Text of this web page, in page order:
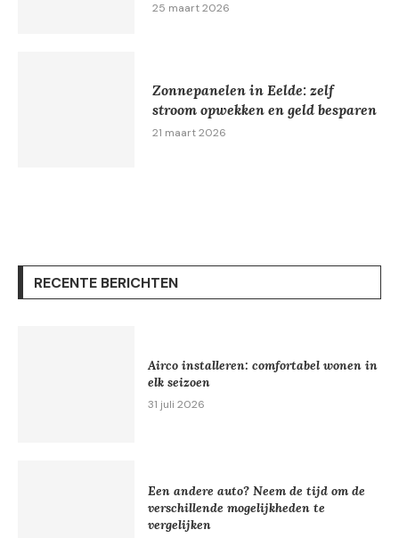
25 maart 2026
Zonnepanelen in Eelde: zelf
stroom opwekken en geld besparen
21 maart 2026
RECENTE BERICHTEN
Airco installeren: comfortabel wonen in
elk seizoen
31 juli 2026
Een andere auto? Neem de tijd om de
verschillende mogelijkheden te
vergelijken